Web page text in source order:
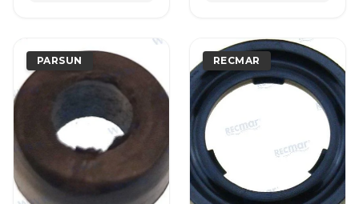
PARSUN RECMAR